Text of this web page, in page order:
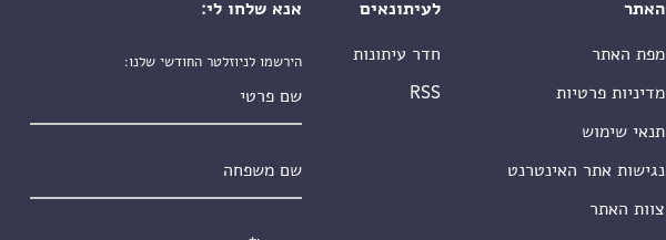
האתר
מפת האתר
מדיניות פרטיות
תנאי שימוש
נגישות אתר האינטרנט
צוות האתר
לעיתונאים
חדר עיתונות
RSS
אנא שלחו לי:
הירשמו לניוזלטר החודשי שלנו: